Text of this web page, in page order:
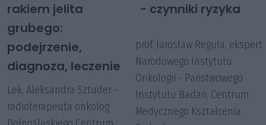
rakiem jelita
grubego:
podejrzenie,
diagnoza, leczenie
Lek. Aleksandra Sztuder -
radioterapeuta onkolog
- czynniki ryzyka
prof. Jarosław Reguła, ekspert
Narodowego Instytutu
Onkologii - Państwowego
Instytutu Badań, Centrum
Medycznego Kształcenia